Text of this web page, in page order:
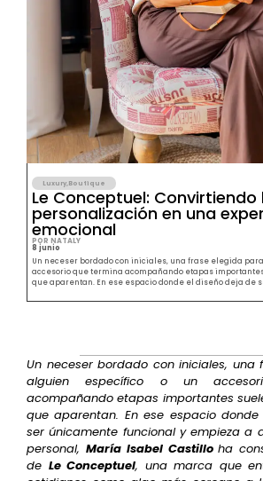
Luxury,Boutique
Le Conceptuel: Convirtiendo
personalización en una
emocional
POR NATALY
8 junio
Un neceser bordado con iniciales, una frase elegida
accesorio que termina acompañando etapas
que aparentan. En ese espacio donde el diseño deja de
Un neceser bordado con iniciales, una
alguien específico o un
acompañando etapas importantes
que aparentan. En ese espacio
ser únicamente funcional y empieza a
personal, María Isabel Castilloha
de Le Conceptuel, una marca que